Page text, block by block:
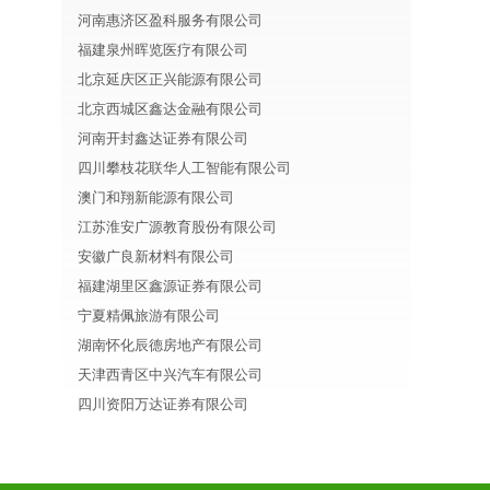
河南惠济区盈科服务有限公司
福建泉州晖览医疗有限公司
北京延庆区正兴能源有限公司
北京西城区鑫达金融有限公司
河南开封鑫达证券有限公司
四川攀枝花联华人工智能有限公司
澳门和翔新能源有限公司
江苏淮安广源教育股份有限公司
安徽广良新材料有限公司
福建湖里区鑫源证券有限公司
宁夏精佩旅游有限公司
湖南怀化辰德房地产有限公司
天津西青区中兴汽车有限公司
四川资阳万达证券有限公司